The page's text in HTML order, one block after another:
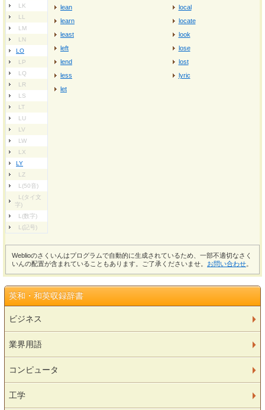
LK
LL
LM
LN
LO
LP
LQ
LR
LS
LT
LU
LV
LW
LX
LY
LZ
L(50音)
L(タイ文
字)
L(数字)
L(記号)
lean
learn
least
left
lend
less
let
local
locate
look
lose
lost
lyric
Weblioのさくいんはプログラムで自動的に生成されているため、一部不適切なさく
いんの配置が含まれていることもあります。ご了承くださいませ。 お問い合わせ
英和・和英収録辞書
ビジネス
業界用語
コンピュータ
工学